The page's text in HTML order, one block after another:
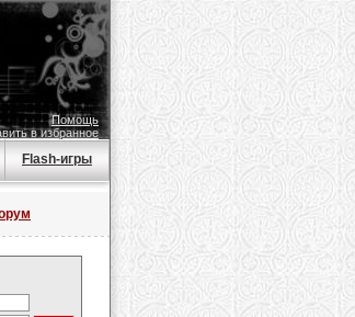
Помощь
в избранное
Flash-игры